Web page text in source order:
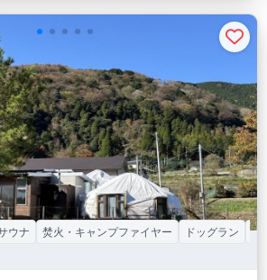
ウナ 焚火・キャンプファイヤー ドッグラン カ